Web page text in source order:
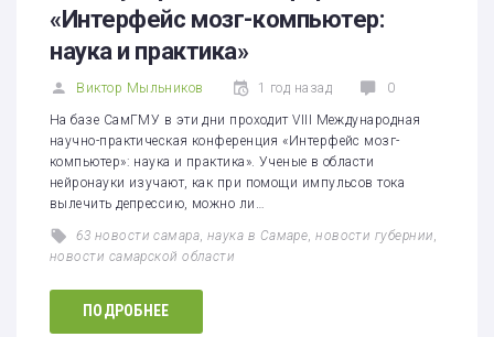
«Интерфейс мозг-компьютер:
наука и практика»
Виктор Мыльников 1 год назад 0
На базе СамГМУ в эти дни проходит VIII Международная
научно-практическая конференция «Интерфейс мозг-
компьютер»: наука и практика». Ученые в области
нейронауки изучают, как при помощи импульсов тока
вылечить депрессию, можно ли…
63 новости самара ,наука в Самаре ,новости губернии
новости самарской области
ПОДРОБНЕЕ